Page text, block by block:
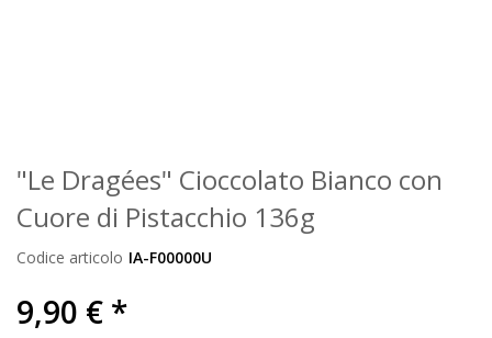
"Le Dragées" Cioccolato Bianco con
Cuore di Pistacchio 136g
Codice articolo IA-F00000U
9,90 € *